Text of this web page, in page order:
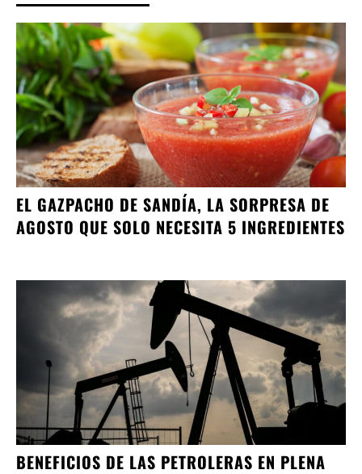
EL GAZPACHO DE SANDÍA, LA SORPRESA DE
AGOSTO QUE SOLO NECESITA 5 INGREDIENTES
BENEFICIOS DE LAS PETROLERAS EN PLENA